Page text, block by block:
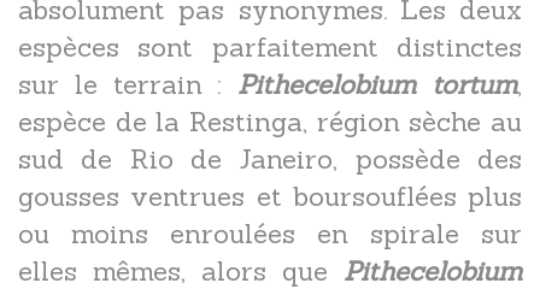
absolument pas synonymes. Les deux
espèces sont parfaitement distinctes
sur le terrain : Pithecelobium tortum,
espèce de la Restinga, région sèche au
sud de Rio de Janeiro, possède des
gousses ventrues et boursouflées plus
ou moins enroulées en spirale sur
elles mêmes, alors que Pithecelobium